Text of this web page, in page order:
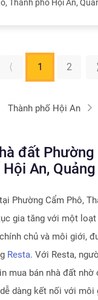
, Thành phố Hội An,
⟨ 1 2
Thành phố Hội An
đất Phường
An,
Phường Cẩm Phô,
gia tăng với một
chủ và môi giới,
Resta. Với Resta,
mua bán nhà đất nhờ
dàng kết nối với môi